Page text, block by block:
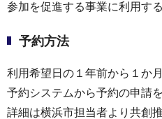
参加を促進する事業に利用す
予約方法
利用希望日の１年前から１か
予約システムから予約の申請
詳細は横浜市担当者より共創